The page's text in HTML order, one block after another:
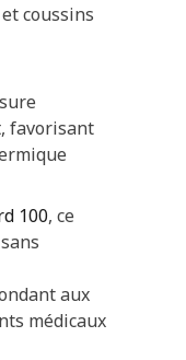
coussins
, favorisant
100, ce
aux
médicaux